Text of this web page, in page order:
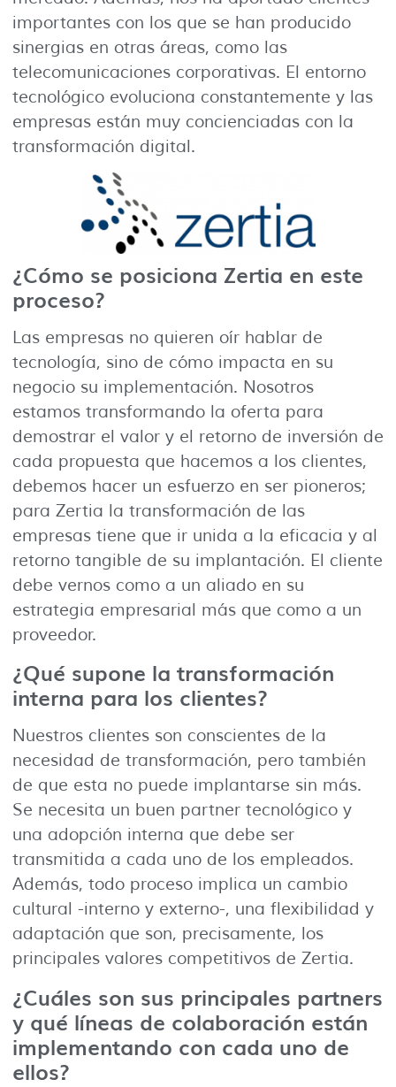
importantes con los que se han producido
sinergias en otras áreas, como las
telecomunicaciones corporativas. El entorno
tecnológico evoluciona constantemente y las
empresas están muy concienciadas con la
transformación digital.
¿Cómo se posiciona Zertia en este
proceso?
Las empresas no quieren oír hablar de
tecnología, sino de cómo impacta en su
negocio su implementación. Nosotros
estamos transformando la oferta para
demostrar el valor y el retorno de inversión de
cada propuesta que hacemos a los clientes,
debemos hacer un esfuerzo en ser pioneros;
para Zertia la transformación de las
empresas tiene que ir unida a la eficacia y al
retorno tangible de su implantación. El cliente
debe vernos como a un aliado en su
estrategia empresarial más que como a un
proveedor.
¿Qué supone la transformación
interna para los clientes?
Nuestros clientes son conscientes de la
necesidad de transformación, pero también
de que esta no puede implantarse sin más.
Se necesita un buen partner tecnológico y
una adopción interna que debe ser
transmitida a cada uno de los empleados.
Además, todo proceso implica un cambio
cultural -interno y externo-, una flexibilidad y
adaptación que son, precisamente, los
principales valores competitivos de Zertia.
¿Cuáles son sus principales partners
y qué líneas de colaboración están
implementando con cada uno de
ellos?